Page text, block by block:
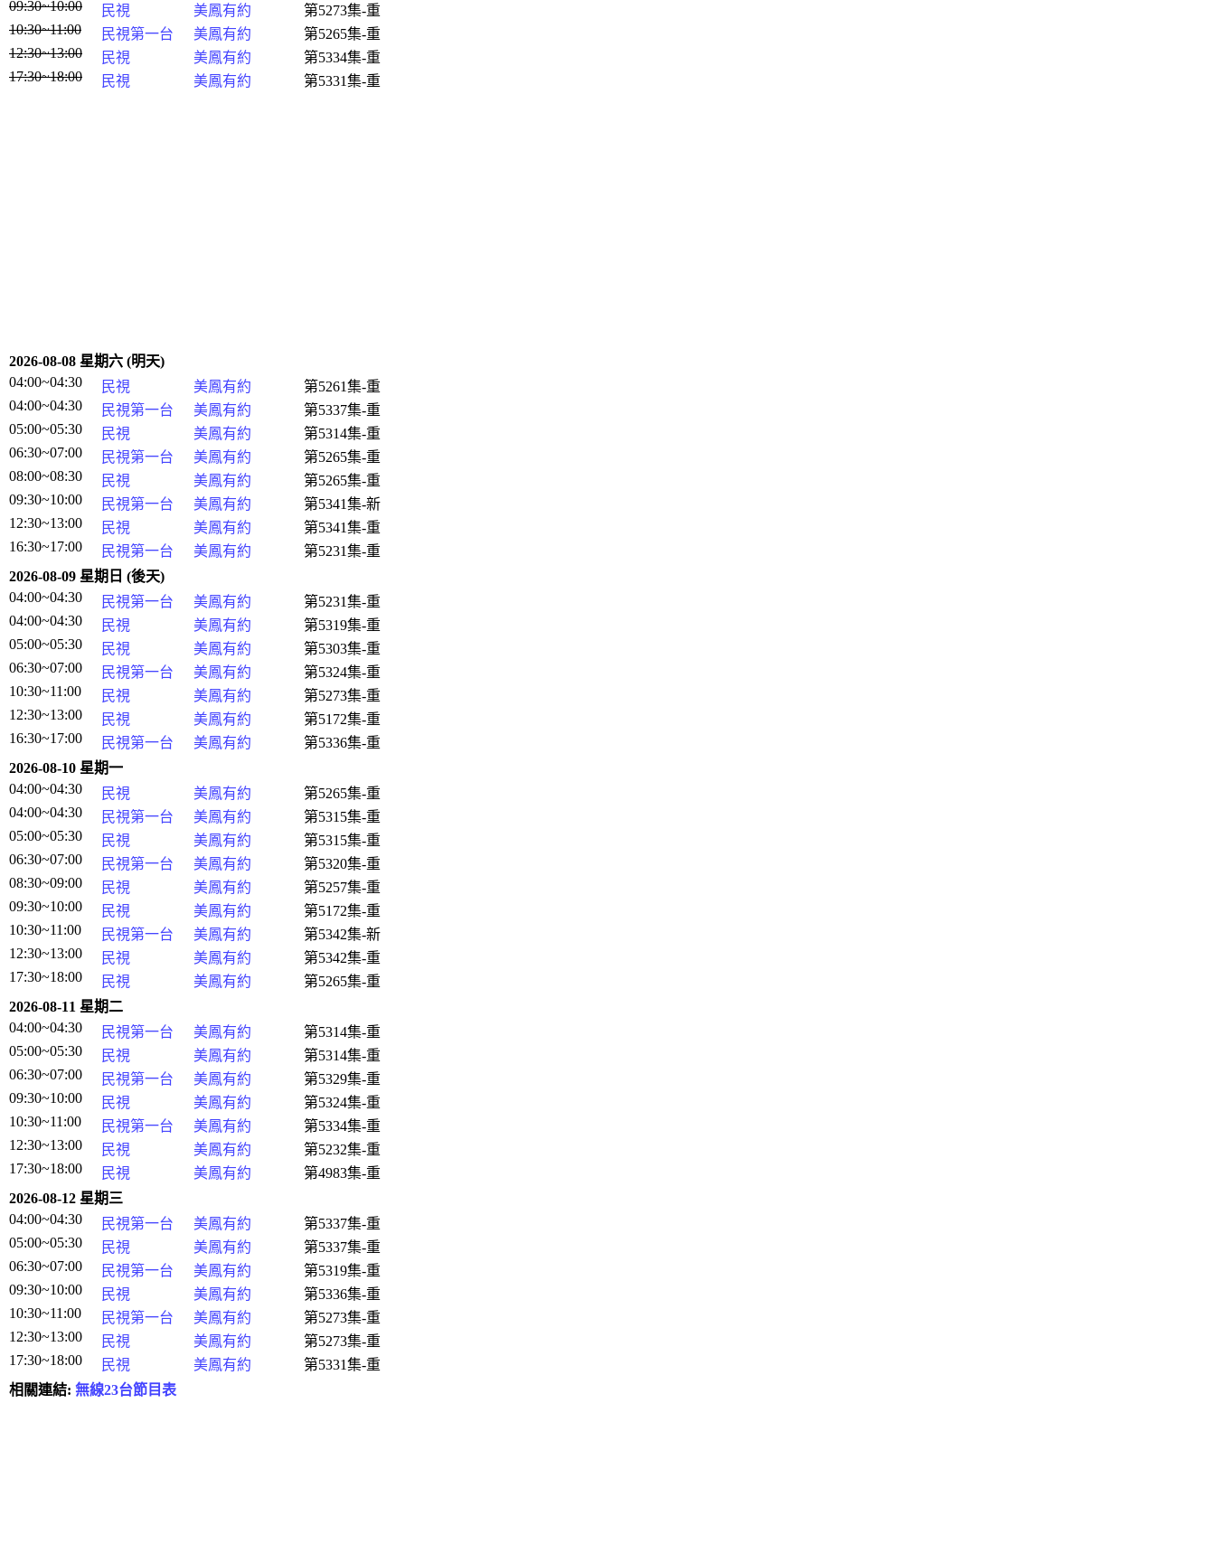
09:30~10:00
民視 美鳳有約
第5273集-重
10:30~11:00
民視第一台 美鳳有約
第5265集-重
12:30~13:00
民視 美鳳有約
第5334集-重
17:30~18:00
民視 美鳳有約 第5331集-重
2026-08-08 星期六 (明天)
04:00~04:30
民視 美鳳有約
第5261集-重
04:00~04:30
民視第一台 美鳳有約
第5337集-重
05:00~05:30
民視 美鳳有約
第5314集-重
06:30~07:00
民視第一台 美鳳有約
第5265集-重
08:00~08:30
民視 美鳳有約
第5265集-重
09:30~10:00
民視第一台 美鳳有約
第5341集-新
12:30~13:00
民視 美鳳有約
第5341集-重
16:30~17:00
民視第一台 美鳳有約
第5231集-重
2026-08-09 星期日 (後天)
04:00~04:30
民視第一台 美鳳有約
第5231集-重
04:00~04:30
民視 美鳳有約
第5319集-重
05:00~05:30
民視 美鳳有約
第5303集-重
06:30~07:00
民視第一台 美鳳有約
第5324集-重
10:30~11:00
民視 美鳳有約
第5273集-重
12:30~13:00
民視 美鳳有約
第5172集-重
16:30~17:00
民視第一台 美鳳有約
第5336集-重
2026-08-10 星期一
04:00~04:30
民視 美鳳有約
第5265集-重
04:00~04:30
民視第一台 美鳳有約
第5315集-重
05:00~05:30
民視 美鳳有約
第5315集-重
06:30~07:00
民視第一台 美鳳有約
第5320集-重
08:30~09:00
民視 美鳳有約
第5257集-重
09:30~10:00
民視 美鳳有約
第5172集-重
10:30~11:00
民視第一台 美鳳有約
第5342集-新
12:30~13:00
民視 美鳳有約
第5342集-重
17:30~18:00
民視 美鳳有約
第5265集-重
2026-08-11 星期二
04:00~04:30
民視第一台 美鳳有約
第5314集-重
05:00~05:30
民視 美鳳有約
第5314集-重
06:30~07:00
民視第一台 美鳳有約
第5329集-重
09:30~10:00
民視 美鳳有約
第5324集-重
10:30~11:00
民視第一台 美鳳有約
第5334集-重
12:30~13:00
民視 美鳳有約
第5232集-重
17:30~18:00
民視 美鳳有約
第4983集-重
2026-08-12 星期三
04:00~04:30
民視第一台 美鳳有約
第5337集-重
05:00~05:30
民視 美鳳有約
第5337集-重
06:30~07:00
民視第一台 美鳳有約
第5319集-重
09:30~10:00
民視 美鳳有約
第5336集-重
10:30~11:00
民視第一台 美鳳有約
第5273集-重
12:30~13:00
民視 美鳳有約
第5273集-重
17:30~18:00
民視 美鳳有約
第5331集-重
相關連結: 無線23台節目表